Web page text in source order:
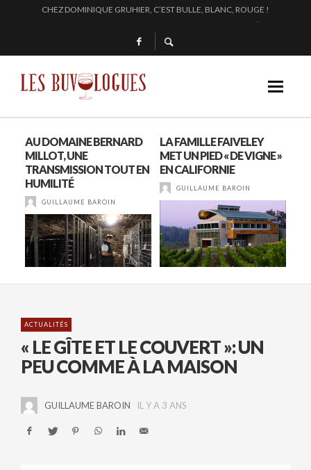
EN 2024, JULIE PITOISET DESSINE LE TRIANGLE DES MOULIN À VENT
L’INTERPROFESSION DES VINS DU BEAUJOLAIS : DU 210 AU 1761 !
SAMUEL BILLAUD FAIT BRILLER 2024
AU DOMAINE BERNARD
MILLOT, UNE
TRANSMISSION TOUT EN
HUMILITÉ
GUILLAUME BAROIN
LA FAMILLE FAIVELEY
MET UN PIED « DE VIGNE »
EN CALIFORNIE
GUILLAUME BAROIN
ACTUALITÉS
« LE GÎTE ET LE COUVERT »: UN
PEU COMME À LA MAISON
GUILLAUME BAROIN IL Y A 3 ANS